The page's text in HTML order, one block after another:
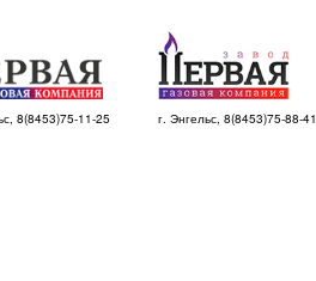
8(8453)75-11-25 г. Энгельс, 8(8453)75-88-41